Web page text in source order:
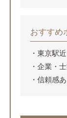
おすすめ
東京駅
企業・
信頼感